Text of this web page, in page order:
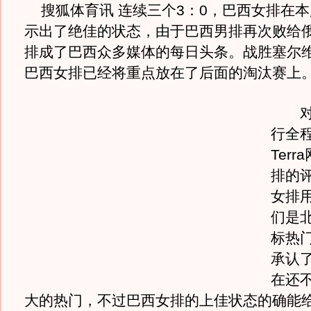
搜狐体育讯 连续三个3：0，巴西女排在
示出了绝佳的状态，由于巴西男排再次败给
排成了巴西众多媒体的每日头条。战胜塞尔
巴西女排已经将重点放在了后面的淘汰赛上
对
行全
Terra
排的
女排
们是
标热
承认
在还
大的热门，不过巴西女排的上佳状态的确能